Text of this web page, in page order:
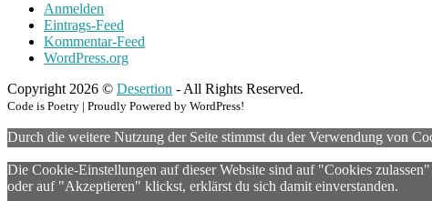
Anmelden
Eintrags-Feed
Kommentar-Feed
WordPress.org
Copyright 2026 © Desertion - All Rights Reserved.
Code is Poetry | Proudly Powered by WordPress!
Durch die weitere Nutzung der Seite stimmst du der Verwendung von
Die Cookie-Einstellungen auf dieser Website sind auf "Cookies
oder auf "Akzeptieren" klickst, erklärst du sich damit einverstanden.